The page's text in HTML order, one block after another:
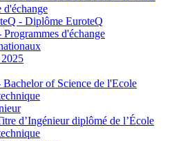
d'échange
- Diplôme EuroteQ
Programmes d'échange
of Science de l'Ecole
d’Ingénieur diplômé de l’École